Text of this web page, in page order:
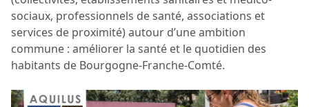
sociaux, professionnels de santé, associations et
services de proximité) autour d’une ambition
commune : améliorer la santé et le quotidien des
habitants de Bourgogne-Franche-Comté.